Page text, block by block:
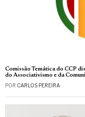
Comissão Temática do CCP
do Associativismo e da
POR CARLOS PEREIRA